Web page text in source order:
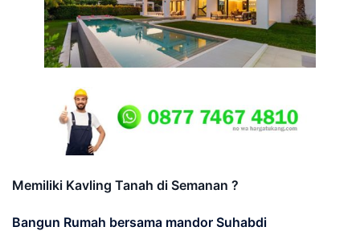
Memiliki Kavling Tanah di Semanan ?
Bangun Rumah bersama mandor Suhabdi